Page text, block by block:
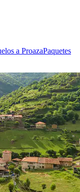
a ProazaPaquetes